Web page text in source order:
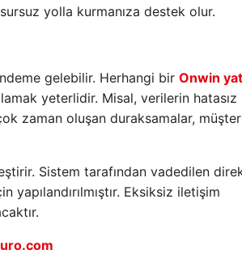
yolla kurmanıza destek olur.
gelebilir. Herhangi bir Onwin
yeterlidir. Misal, verilerin hatasız
zaman oluşan duraksamalar,
Sistem tarafından vadedilen
Eksiksiz iletişim